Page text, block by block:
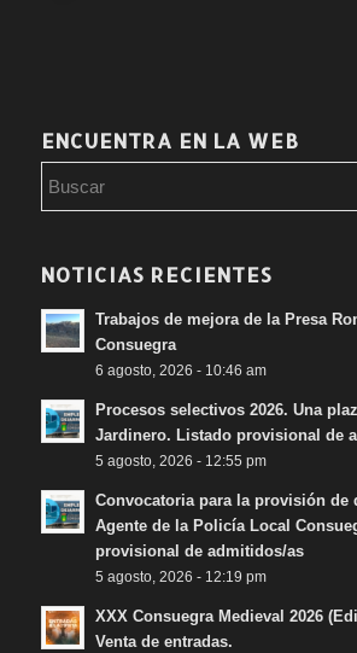
ENCUENTRA EN LA WEB
NOTICIAS RECIENTES
Trabajos de mejora de la Presa
Consuegra
6 agosto, 2026 - 10:46 am
Procesos selectivos 2026. Una
Jardinero. Listado provisional de
5 agosto, 2026 - 12:55 pm
Convocatoria para la provisión de
Agente de la Policía Local
provisional de admitidos/as
5 agosto, 2026 - 12:19 pm
XXX Consuegra Medieval 2026
Venta de entradas.